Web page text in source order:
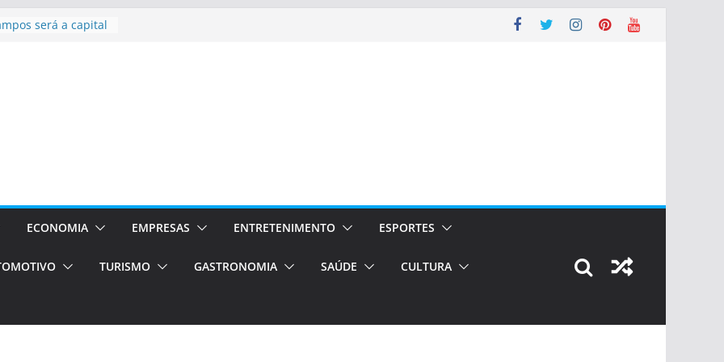
bolsas –
únicas e
de volta!
Orientados
em Porto
de alto padrão
ECONOMIA EMPRESAS ENTRETENIMENTO ESPORTES
TURISMO GASTRONOMIA SAÚDE CULTURA